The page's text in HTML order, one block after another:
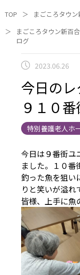
TOP ＞
まごころタウ
＞
まごころタウン新百
ログ
2023.06.26
今日の
９１０
特別養護老人ホ
今日は９番街ユ
ました。１０番
釣った魚を狙い
りと笑いが溢れ
皆様、上手に魚